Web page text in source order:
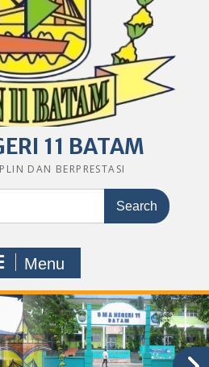
11 BATAM
DAN BERPRESTASI
Menu